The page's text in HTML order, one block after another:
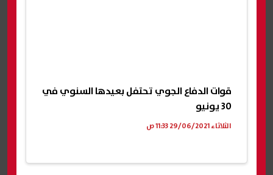
قوات الدفاع الجوي تحتفل بعيدها السنوي في
30 يونيو
الثلاثاء 29/06/2021 11:33 ص